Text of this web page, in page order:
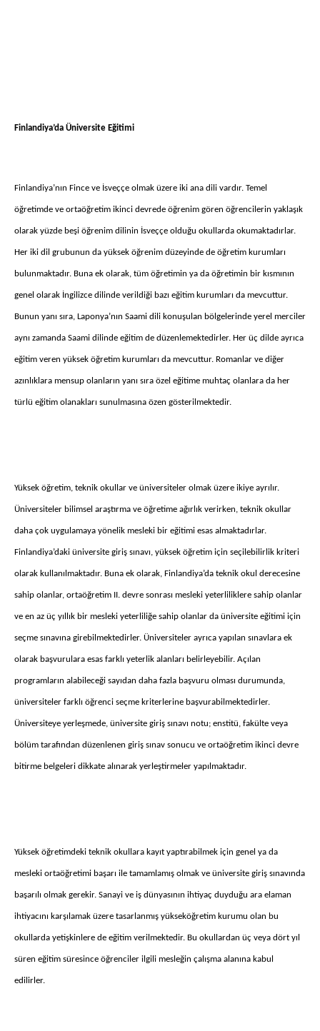
Finlandiya’da Üniversite Eğitimi
Finlandiya’nın Fince ve İsveççe olmak üzere iki ana dili vardır. Temel
öğretimde ve ortaöğretim ikinci devrede öğrenim gören öğrencilerin yaklaşık
olarak yüzde beşi öğrenim dilinin İsveççe olduğu okullarda okumaktadırlar.
Her iki dil grubunun da yüksek öğrenim düzeyinde de öğretim kurumları
bulunmaktadır. Buna ek olarak, tüm öğretimin ya da öğretimin bir kısmının
genel olarak İngilizce dilinde verildiği bazı eğitim kurumları da mevcuttur.
Bunun yanı sıra, Laponya’nın Saami dili konuşulan bölgelerinde yerel merciler
aynı zamanda Saami dilinde eğitim de düzenlemektedirler. Her üç dilde ayrıca
eğitim veren yüksek öğretim kurumları da mevcuttur. Romanlar ve diğer
azınlıklara mensup olanların yanı sıra özel eğitime muhtaç olanlara da her
türlü eğitim olanakları sunulmasına özen gösterilmektedir.
Yüksek öğretim, teknik okullar ve üniversiteler olmak üzere ikiye ayrılır.
Üniversiteler bilimsel araştırma ve öğretime ağırlık verirken, teknik okullar
daha çok uygulamaya yönelik mesleki bir eğitimi esas almaktadırlar.
Finlandiya’daki üniversite giriş sınavı, yüksek öğretim için seçilebilirlik kriteri
olarak kullanılmaktadır. Buna ek olarak, Finlandiya’da teknik okul derecesine
sahip olanlar, ortaöğretim II. devre sonrası mesleki yeterliliklere sahip olanlar
ve en az üç yıllık bir mesleki yeterliliğe sahip olanlar da üniversite eğitimi için
seçme sınavına girebilmektedirler. Üniversiteler ayrıca yapılan sınavlara ek
olarak başvurulara esas farklı yeterlik alanları belirleyebilir. Açılan
programların alabileceği sayıdan daha fazla başvuru olması durumunda,
üniversiteler farklı öğrenci seçme kriterlerine başvurabilmektedirler.
Üniversiteye yerleşmede, üniversite giriş sınavı notu; enstitü, fakülte veya
bölüm tarafından düzenlenen giriş sınav sonucu ve ortaöğretim ikinci devre
bitirme belgeleri dikkate alınarak yerleştirmeler yapılmaktadır.
Yüksek öğretimdeki teknik okullara kayıt yaptırabilmek için genel ya da
mesleki ortaöğretimi başarı ile tamamlamış olmak ve üniversite giriş sınavında
başarılı olmak gerekir. Sanayi ve iş dünyasının ihtiyaç duyduğu ara elaman
ihtiyacını karşılamak üzere tasarlanmış yükseköğretim kurumu olan bu
okullarda yetişkinlere de eğitim verilmektedir. Bu okullardan üç veya dört yıl
süren eğitim süresince öğrenciler ilgili mesleğin çalışma alanına kabul
edilirler.